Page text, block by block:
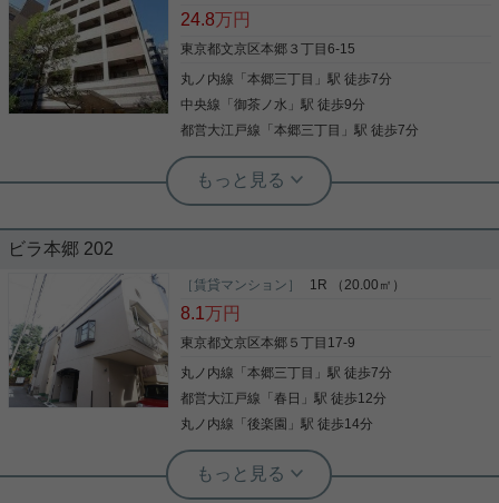
三丁目駅まで徒歩３分 ☆火災警報器など設置済みで
安心 ぜひお勧めしたい物件です！お気軽にご連絡く
ださい♪
写真(9)
24.8万円
東京都文京区本郷３丁目6-15
丸ノ内線 「本郷三丁目 」駅 徒歩7分
中央線 「御茶ノ水 」駅 徒歩9分
都営大江戸線 「本郷三丁目 」駅 徒歩7分
実用春日ホーム 茗荷谷店 堀田枝里
分譲賃貸マンション☆最上階、3方向角
ご紹介☆ 最上階、3方向角部屋☆南・西・北側の3面
バルコニー！ 浴室、洗面所に窓があるのも嬉しいポ
イントです！ また、1フロア2住戸です！ LDKは
15.5帖と広々しており、洋室も6帖☆ 室内設備も充
さいませ！ ★お電話でのご相談もお気軽にどうぞ★
実用春日ホーム株式会社 茗荷谷店 TEL：03-6902-
5021
写真(9)
詳細を見る
ビラ本郷 202
［賃貸マンション］ 1R （20.00㎡）
8.1万円
東京都文京区本郷５丁目17-9
丸ノ内線 「本郷三丁目 」駅 徒歩7分
都営大江戸線 「春日 」駅 徒歩12分
丸ノ内線 「後楽園 」駅 徒歩14分
実用春日ホーム 本店 スタッフ島倉
閑静な住宅街☆1Ｒ☆